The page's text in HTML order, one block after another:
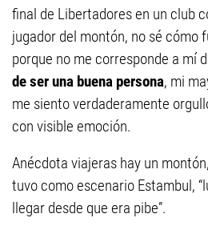
final de Libertadores en un club
jugador del montón, no sé cómo
porque no me corresponde a mí
de ser una buena persona, mi
me siento verdaderamente
con visible emoción.
Anécdota viajeras hay un
tuvo como escenario Estambul,
llegar desde que era pibe”.